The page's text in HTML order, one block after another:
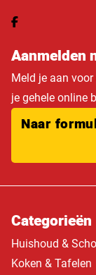
Aanmelden
Meld je aan
je gehele online
Naar
Categorieën
Huishoud &
Koken & Tafelen